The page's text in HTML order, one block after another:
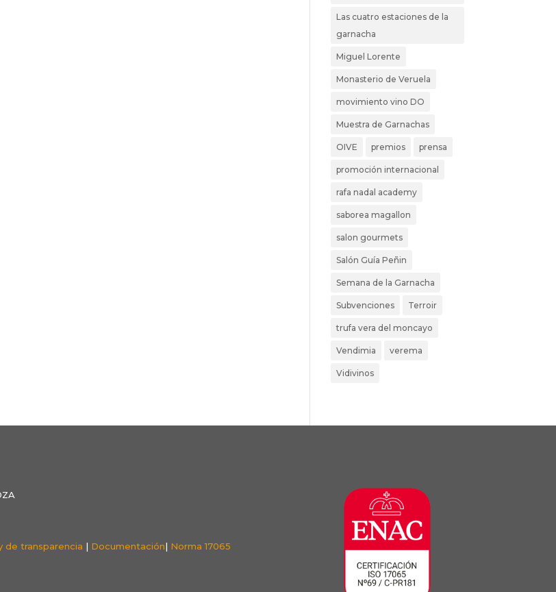
Las cuatro estaciones de la
garnacha
Miguel Lorente
Monasterio de Veruela
movimiento vino DO
Muestra de Garnachas
OIVE premios prensa
promoción internacional
rafa nadal academy
saborea magallon
salon gourmets
Salón Guía Peñin
Semana de la Garnacha
Subvenciones Terroir
trufa vera del moncayo
Vendimia verema
Vidivinos
de transparencia | Documentación| Norma 17065